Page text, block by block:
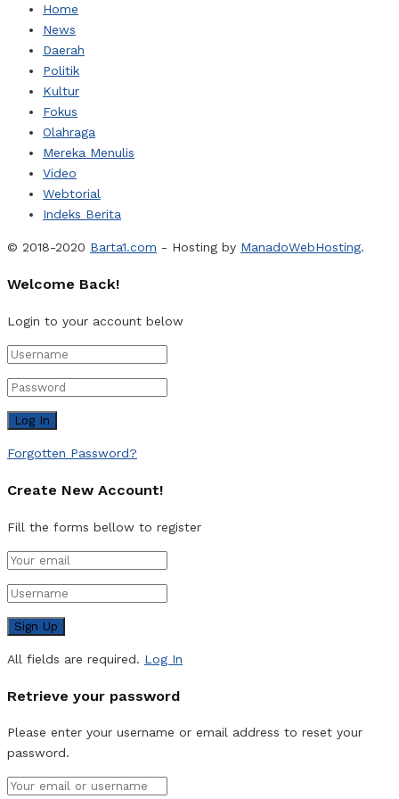
Home
News
Daerah
Politik
Kultur
Fokus
Olahraga
Mereka Menulis
Video
Webtorial
Indeks Berita
© 2018-2020 Barta1.com - Hosting by ManadoWebHosting.
Welcome Back!
Login to your account below
Forgotten Password?
Create New Account!
Fill the forms bellow to register
All fields are required. Log In
Retrieve your password
Please enter your username or email address to reset your
password.